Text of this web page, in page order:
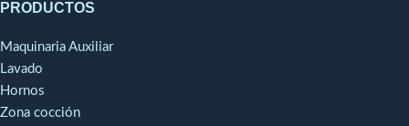
siempre a temperatura
PRODUCTOS
Maquinaria Auxiliar
Lavado
Hornos
Zona cocción